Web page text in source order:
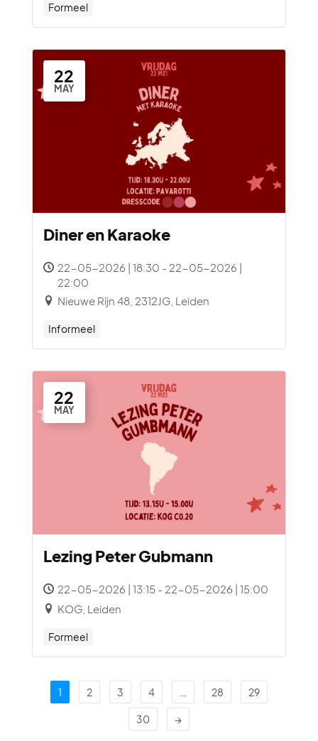
Formeel
22
MAY
Diner en Karaoke
22-05-2026 | 18:30 - 22-05-2026 |
22:00
Nieuwe Rijn 48, 2312JG, Leiden
Informeel
22
MAY
Lezing Peter Gubmann
22-05-2026 | 13:15 - 22-05-2026 | 15:00
KOG, Leiden
Formeel
1 2 3 4 28 29
30 →